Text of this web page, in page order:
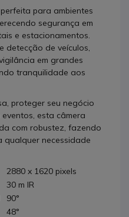
perfeita para ambientes
segurança em
e estacionamentos.
detecção de veículos,
em grandes
tranquilidade aos
proteger seu negócio
esta câmera
com robustez, fazendo
qualquer necessidade
2880 x 1620 pixels
30 m IR
90°
48°